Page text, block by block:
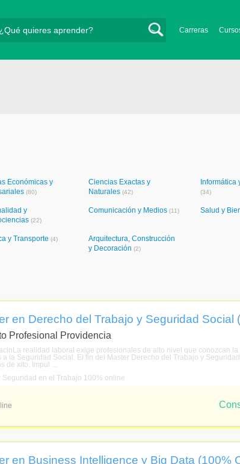
Carreras
Económicas y
(80)
Ciencias Exactas y
Naturales (42)
Informática
(34)
y
(22)
Comunicación y Medios (11) Salud y
y Transporte (4)
Arquitectura, Construcción
y Decoración (2)
en Derecho del Trabajo y Seguridad Social
Profesional Providencia
realidad laboral exige profesionales de alto nivel que conozcan
a la Seguridad Social. El fin del Master Derecho del Trabajo y
de xito. Impul ...
Seguridad en el Trabajo 100% online
en Business Intelligence y Big Data (100%